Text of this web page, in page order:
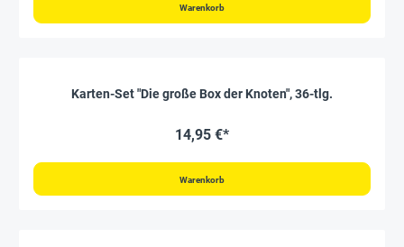
Warenkorb
Karten-Set "Die große Box der Knoten", 36-tlg.
14,95 €*
Warenkorb